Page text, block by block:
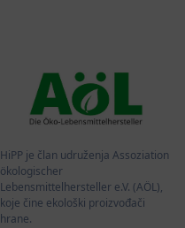
HiPP je član udruženja Assoziation
ökologischer
Lebensmittelhersteller e.V. (AÖL),
koje čine ekološki proizvođači
hrane.